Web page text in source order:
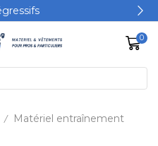
0
/ Matériel entraînement